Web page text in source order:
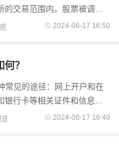
交易范围内。股票被调出
值下降、违规行为等。当股
2024-06-17 16:50
？
常见的途径：网上开户和在
行卡等相关证件和信息。
如华泰的“涨乐财富通”。在
2024-06-17 16:49